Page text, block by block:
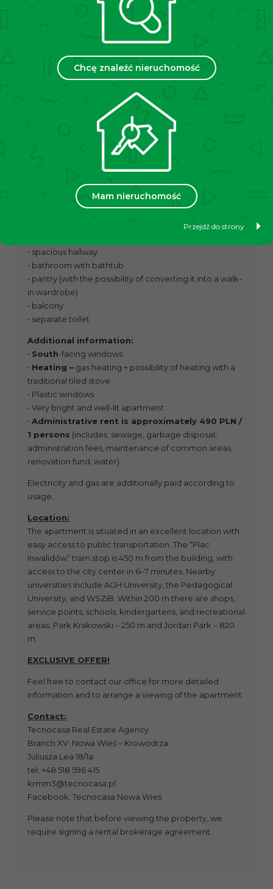
Chcę znaleźć nieruchomość
Mam nieruchomość
Przejdź do strony
Kraków, Krowodrza, Chopina Street
3200 PLN (negotiable) + administrative rent
according to usage
50 m²
We are pleased to present an apartment for rent,
located in a quiet area in the western part of Kraków –
Krowodrza, Chopina Street. The apartment is in very
good condition, fully furnished and ready for new
well-connected part of the city.
Apartment layout:
• spacious hallway
• bathroom with bathtub
• pantry (with the possibility of converting it into a walk-
in wardrobe)
• balcony
• separate toilet
Additional information:
• South-facing windows
• Heating – gas heating + possibility of heating with a
traditional tiled stove
• Plastic windows
• Very bright and well-lit apartment
• Administrative rent is approximately 490 PLN /
1 persons (includes: sewage, garbage disposal,
administration fees, maintenance of common areas,
renovation fund, water).
Electricity and gas are additionally paid according to
usage.
Location:
The apartment is situated in an excellent location with
easy access to public transportation. The “Plac
Inwalidów” tram stop is 450 m from the building, with
access to the city center in 6–7 minutes. Nearby
universities include AGH University, the Pedagogical
University, and WSZiB. Within 200 m there are shops,
service points, schools, kindergartens, and recreational
areas: Park Krakowski – 250 m and Jordan Park – 820
m.
EXCLUSIVE OFFER!
Feel free to contact our office for more detailed
information and to arrange a viewing of the apartment.
Contact:
Tecnocasa Real Estate Agency
Branch XV: Nowa Wieś – Krowodrza
Juliusza Lea 18/1a
tel: +48 518 596 415
krmm3@tecnocasa.pl
Facebook: Tecnocasa Nowa Wieś
Please note that before viewing the property, we
require signing a rental brokerage agreement.